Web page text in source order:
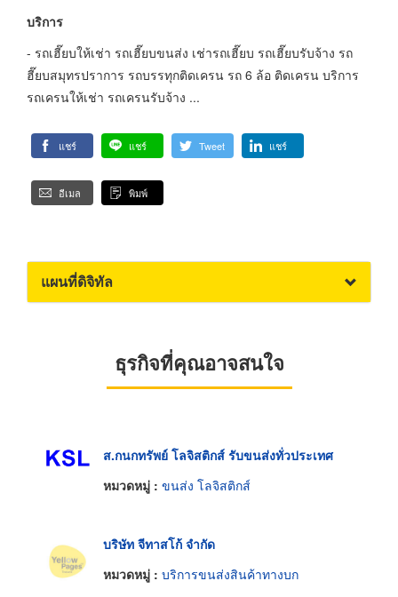
บริการ
- รถเฮี๊ยบให้เช่า รถเฮี๊ยบขนส่ง เช่ารถเฮี๊ยบ รถเฮี๊ยบรับจ้าง รถ
ฮี๊ยบสมุทรปราการ รถบรรทุกติดเครน รถ 6 ล้อ ติดเครน บริการ
รถเครนให้เช่า รถเครนรับจ้าง ...
แชร์ แชร์ Tweet แชร์
อีเมล พิมพ์
แผนที่ดิจิทัล
ธุรกิจที่คุณอาจสนใจ
ส.กนกทรัพย์ โลจิสติกส์ รับขนส่งทั่วประเทศ
หมวดหมู่ : ขนส่ง โลจิสติกส์
บริษัท จีทาสโก้ จำกัด
หมวดหมู่ : บริการขนส่งสินค้าทางบก